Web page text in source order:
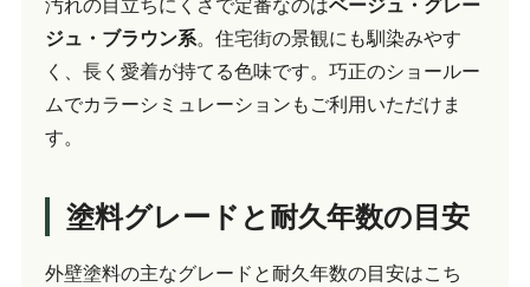
汚れの目立ちにくさで定番なのはベージュ・グレー
ジュ・ブラウン系。住宅街の景観にも馴染みやす
く、長く愛着が持てる色味です。巧正のショールー
ムでカラーシミュレーションもご利用いただけま
す。
塗料グレードと耐久年数の目安
外壁塗料の主なグレードと耐久年数の目安はこち